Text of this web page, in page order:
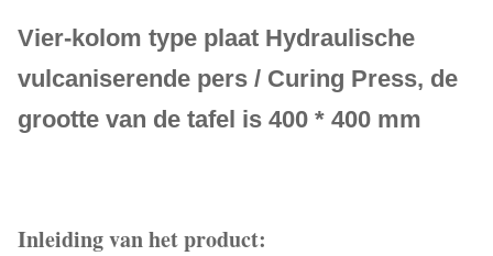
Vier-kolom type plaat Hydraulische
vulcaniserende pers / Curing Press, de
grootte van de tafel is 400 * 400 mm
Inleiding van het product: